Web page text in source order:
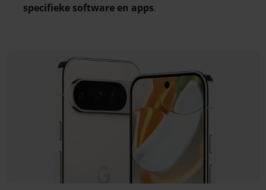
specifieke software en apps.